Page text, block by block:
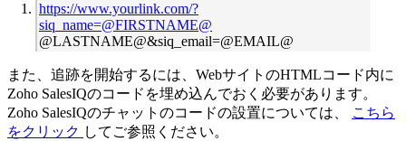
https://www.yourlink.com/?
siq_name=@FIRSTNAME@
@LASTNAME@&siq_email=@EMAIL@
また、追跡を開始するには、WebサイトのHTMLコード内に
Zoho SalesIQのコードを埋め込んでおく必要があります。
Zoho SalesIQのチャットのコードの設置については、
こちら
をクリック してご参照ください。